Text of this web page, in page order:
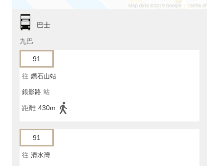
巴士
九巴
91
往 鑽石山站
銀影路 站
距離 430m
91
往 清水灣